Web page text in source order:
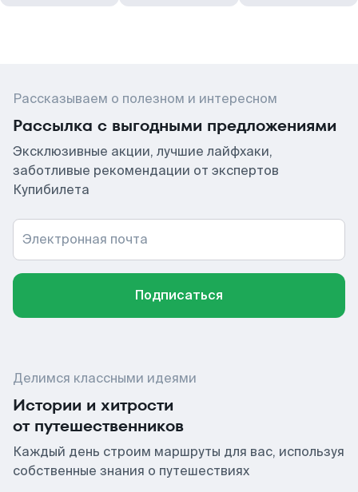
Рассказываем о полезном и интересном
Рассылка с выгодными предложениями
Эксклюзивные акции, лучшие лайфхаки,
заботливые рекомендации от экспертов
Купибилета
Электронная почта
Подписаться
Делимся классными идеями
Истории и хитрости
от путешественников
Каждый день строим маршруты для вас, используя
собственные знания о путешествиях